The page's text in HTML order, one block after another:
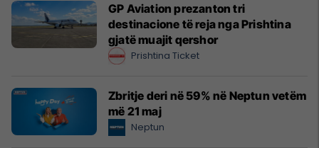
GP Aviation prezanton tri
destinacione të reja nga Prishtina
gjatë muajit qershor
Prishtina Ticket
Zbritje deri në 59% në Neptun vetëm
më 21 maj
Neptun